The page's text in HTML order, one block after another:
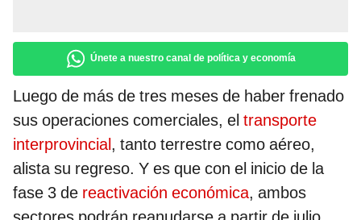
Únete a nuestro canal de política y economía
Luego de más de tres meses de haber frenado
sus operaciones comerciales, el transporte
interprovincial, tanto terrestre como aéreo,
alista su regreso. Y es que con el inicio de la
fase 3 de reactivación económica, ambos